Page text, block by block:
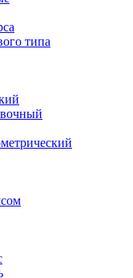
типа